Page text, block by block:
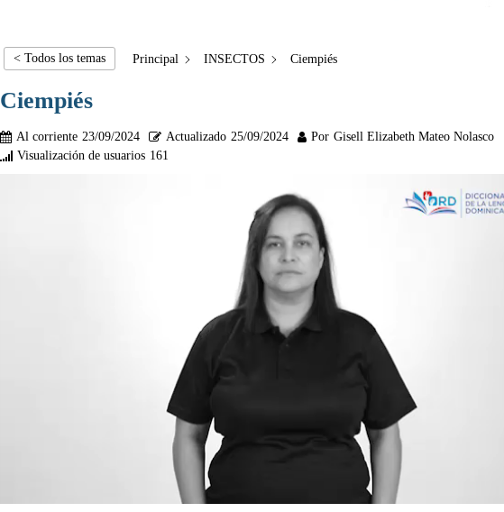
< Todos los temas Principal INSECTOS Ciempiés
Ciempiés
Al corriente 23/09/2024 Actualizado 25/09/2024 Por Gisell Elizabeth Mateo Nolasco
Visualización de usuarios 161